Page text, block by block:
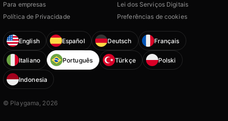
Para empresas
Política de Privacidade
Lei dos Serviços Digitais
Preferências de cookies
English Español Deutsch Français
Italiano Português Türkçe Polski
Indonesia
© Playgama, 2026